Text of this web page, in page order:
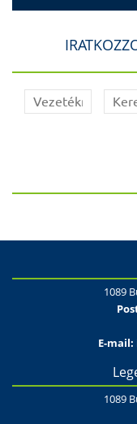
1089
E-mail:
1089